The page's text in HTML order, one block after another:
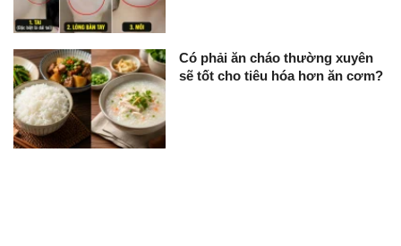
Có phải ăn cháo thường xuyên
sẽ tốt cho tiêu hóa hơn ăn cơm?